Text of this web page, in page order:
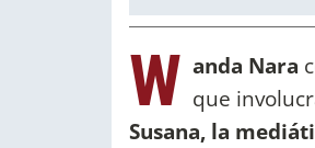
W anda Nara
que
Susana, la